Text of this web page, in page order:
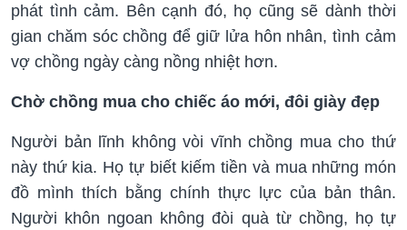
phát tình cảm. Bên cạnh đó, họ cũng sẽ dành thời
gian chăm sóc chồng để giữ lửa hôn nhân, tình cảm
vợ chồng ngày càng nồng nhiệt hơn.
Chờ chồng mua cho chiếc áo mới, đôi giày đẹp
Người bản lĩnh không vòi vĩnh chồng mua cho thứ
này thứ kia. Họ tự biết kiếm tiền và mua những món
đồ mình thích bằng chính thực lực của bản thân.
Người khôn ngoan không đòi quà từ chồng, họ tự